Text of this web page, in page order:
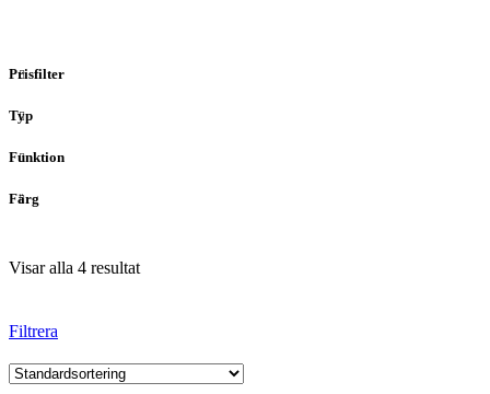
Prisfilter
Typ
Funktion
Färg
Visar alla 4 resultat
Filtrera